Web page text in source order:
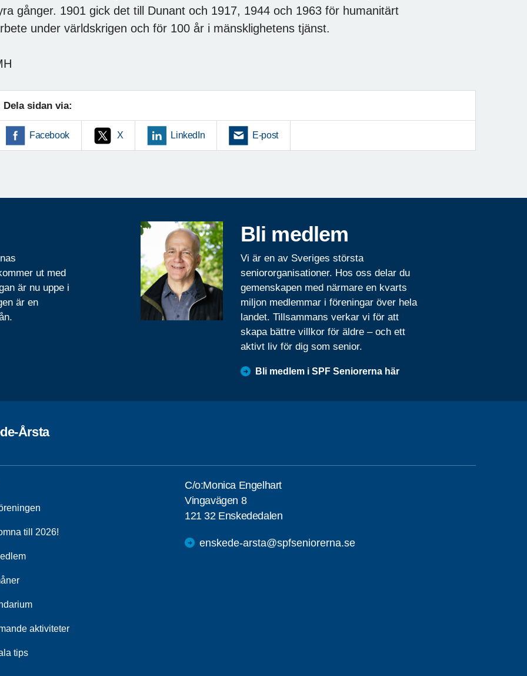
gånger. 1901 gick det till Dunant och 1917, 1944 och 1963 för humanitärt
under världskrigen och för 100 år i mänsklighetens tjänst.
Dela sidan via:
Facebook X LinkedIn E-post
ut med
är nu uppe i
är en
Bli medlem
Vi är en av Sveriges största
seniororganisationer. Hos oss delar du
gemenskapen med närmare en kvarts
miljon medlemmar i föreningar över hela
landet. Tillsammans verkar vi för att
skapa bättre villkor för äldre – och ett
aktivt liv för dig som senior.
Bli medlem i SPF Seniorerna här
Årsta
till 2026!
aktiviteter
tips
C/o:Monica Engelhart
Vingavägen 8
121 32 Enskededalen
enskede-arsta@spfseniorerna.se